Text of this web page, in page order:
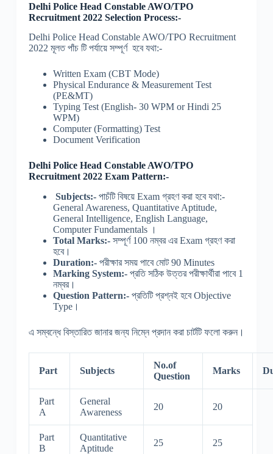
Delhi Police Head Constable AWO/TPO
Recruitment 2022 Selection Process:-
Delhi Police Head Constable AWO/TPO Recruitment
2022 মূলত পাঁচ টি পর্যায়ে সম্পূর্ণ হবে যথা:-
Written Exam (CBT Mode)
Physical Endurance & Measurement Test
(PE&MT)
Typing Test (English- 30 WPM or Hindi 25
WPM)
Computer (Formatting) Test
Document Verification
Delhi Police Head Constable AWO/TPO
Recruitment 2022 Exam Pattern:-
Subjects:-পাচঁটি বিষয়ে Exam গ্রহণ করা হবে যথা:-
General Awareness, Quantitative Aptitude,
General Intelligence, English Language,
Computer Fundamentals ।
Total Marks:-সম্পূর্ণ 100 নম্বর এর Exam গ্রহণ করা
হবে।
Duration:-পরীক্ষার সময় পাবে মোট 90 Minutes
Marking System:-প্রতি সঠিক উত্তর পরীক্ষার্থীরা পাবে 1
নম্বর।
Question Pattern:- প্রতিটি প্রশ্নই হবে Objective
Type।
এ সম্বন্ধে বিস্তারিত জানার জন্য নিম্নে প্রদান করা চার্টটি ফলো করুন।
Part Subjects
No.of
Question
Marks
Part
A
General
Awareness
20 20
Part
B
Quantitative
Aptitude
25 25